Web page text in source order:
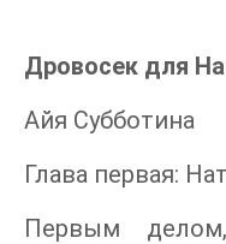
Дровосек для
Айя Субботина
Глава первая:
Первым